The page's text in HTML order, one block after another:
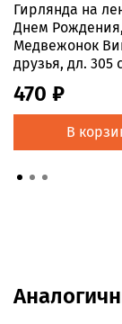
Гирлянда на
Днем
Медвежонок
друзья, дл. 305
470 ₽
В